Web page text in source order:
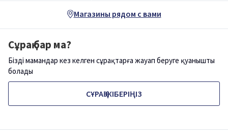
Магазины рядом с вами
Сұрақ бар ма?
Біздің мамандар кез келген сұрақтарға жауап беруге қуанышты
болады
СҰРАҚ ЖІБЕРІҢІЗ